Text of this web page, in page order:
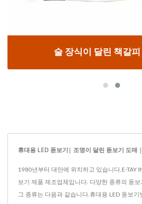
술 장식이 달린 책갈피
휴대용 LED 돋보기| 조명이 달린 돋보기 도매
1980년부터 대만에 위치하고 있습니다.E-TAY
보기 제품 제조업체입니다. 다양한 종류의 돋보
그 종류는 다음과 같습니다.휴대용 LED 돋보기